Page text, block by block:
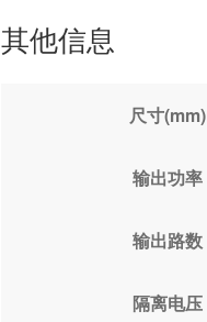
其他信息
尺寸(mm)
输出功率
输出路数
隔离电压